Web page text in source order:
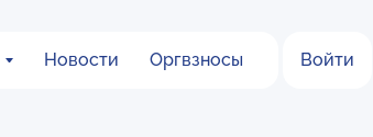
Новости Оргвзносы Войти